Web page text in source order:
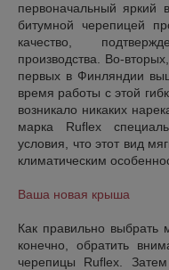
первоначальный яркий
битумной черепицей
качество,
производства. Во-
первых в Финляндии
время работы с этой
возникало никаких
марка Ruflex
условия, что этот вид
климатическим
Ваша новая крыша
Как правильно выбрать
конечно, обратить
черепицы Ruflex.